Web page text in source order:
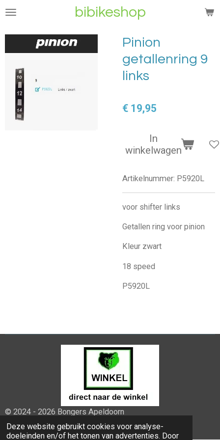
Deze website gebruikt cookies voor analyse-
doeleinden en/of het tonen van advertenties. Door
Ga
naar
bibikeshop
Pinion
getallenring 9
links
€ 19,95
In
winkelwagen
Artikelnummer: P5920L
voor shifter links
Getallen ring voor pinion
Kleur zwart
18 speed
P5920L
© 2024 - 2026 Bongers Apeldoorn
Powered byJouwWeb